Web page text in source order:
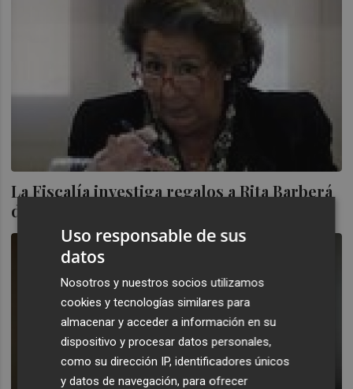
La Fiscalía investiga regalos a Rita Barberá
desde Feria Valencia
Uso responsable de sus
datos
Nosotros y nuestros socios utilizamos
cookies y tecnologías similares para
almacenar y acceder a información en su
dispositivo y procesar datos personales,
como su dirección IP, identificadores únicos
y datos de navegación, para ofrecer